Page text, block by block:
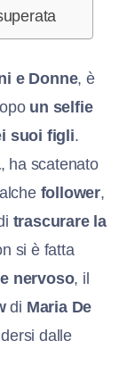
e Donne, è
un selfie
suoi figli.
, ha scatenato
follower,
trascurare la
si è fatta
nervoso, il
di Maria De
dalle